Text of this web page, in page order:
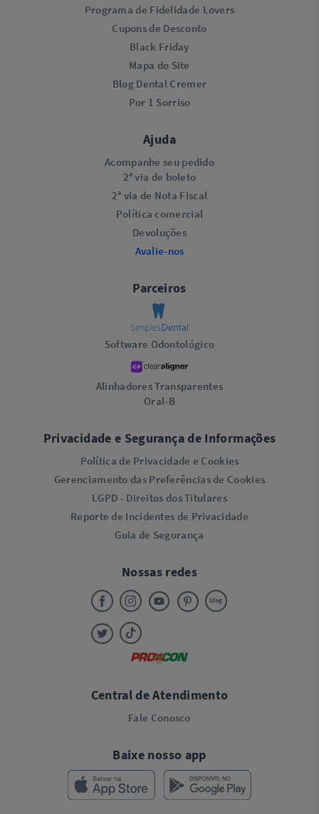
Programa de Fidelidade Lovers​
Cupons de Desconto
Black Friday
Mapa do Site
Blog Dental Cremer
Por 1 Sorriso
Ajuda
Acompanhe seu pedido
2ª via de boleto
2ª via de Nota Fiscal
Política comercial
Devoluções
Avalie-nos
Parceiros
Software Odontológico
Alinhadores Transparentes
Oral-B
Privacidade e Segurança de Informações
Política de Privacidade e Cookies
Gerenciamento das Preferências de Cookies
LGPD - Direitos dos Titulares
Reporte de Incidentes de Privacidade
Guia de Segurança
Nossas redes
Central de Atendimento
Fale Conosco
Baixe nosso app